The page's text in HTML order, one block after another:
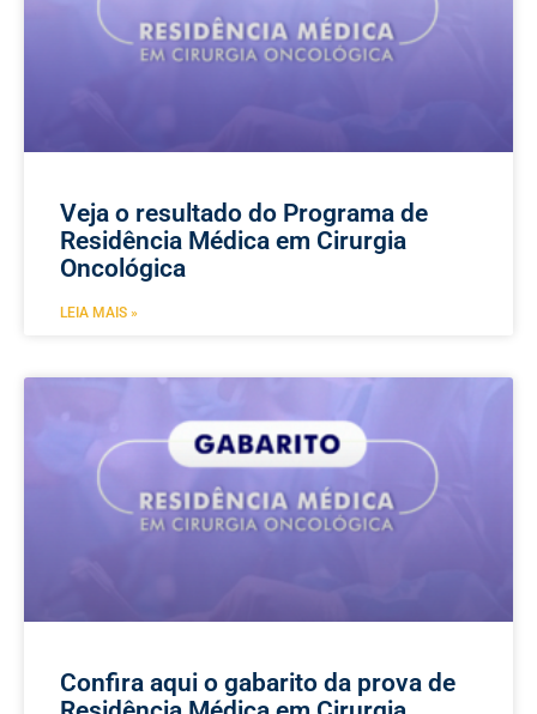
Veja o resultado do Programa de
Residência Médica em Cirurgia
Oncológica
LEIA MAIS »
Confira aqui o gabarito da prova de